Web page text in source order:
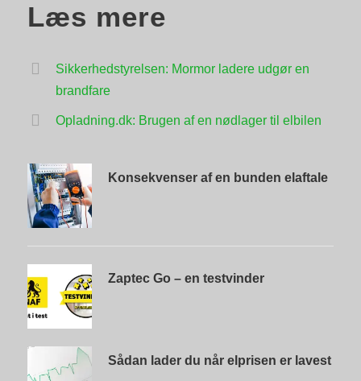
Læs mere
Sikkerhedstyrelsen: Mormor ladere udgør en
brandfare
Opladning.dk: Brugen af en nødlager til elbilen
Konsekvenser af en bunden elaftale
Zaptec Go – en testvinder
Sådan lader du når elprisen er lavest